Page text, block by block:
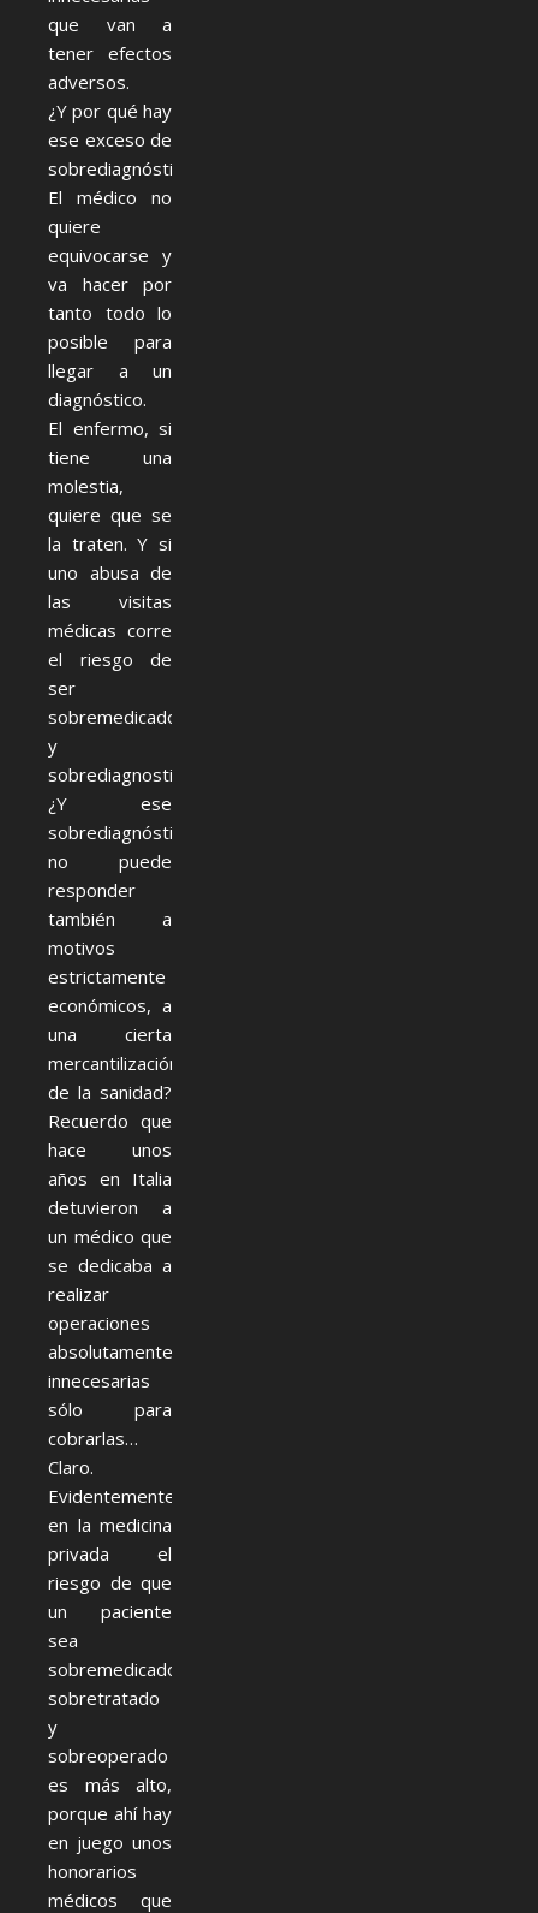
que van a
tener efectos
adversos.
¿Y por qué hay
ese exceso de
sobrediagnósticos?
El médico no
quiere
equivocarse y
va hacer por
tanto todo lo
posible para
llegar a un
diagnóstico.
El enfermo, si
tiene una
molestia,
quiere que se
la traten. Y si
uno abusa de
las visitas
médicas corre
el riesgo de
ser
sobremedicado
y
sobrediagnosticado.
¿Y ese
sobrediagnóstico
no puede
responder
también a
motivos
estrictamente
económicos, a
una cierta
mercantilización
de la sanidad?
Recuerdo que
hace unos
años en Italia
detuvieron a
un médico que
se dedicaba a
realizar
operaciones
absolutamente
innecesarias
sólo para
cobrarlas…
Claro.
Evidentemente,
en la medicina
privada el
riesgo de que
un paciente
sea
sobremedicado,
sobretratado
y
sobreoperado
es más alto,
porque ahí hay
en juego unos
honorarios
médicos que